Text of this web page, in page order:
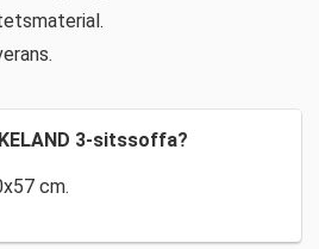
3-sitssoffa?
cm.